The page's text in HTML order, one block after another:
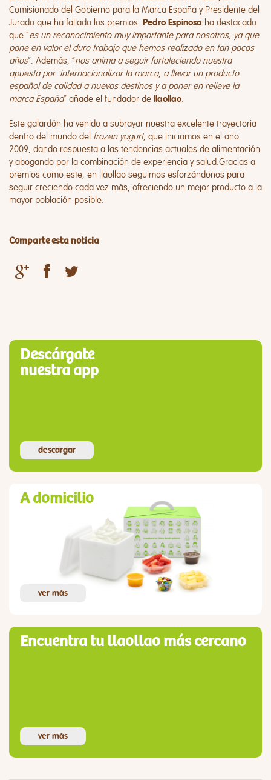
Comisionado del Gobierno para la Marca España y Presidente del
Jurado que ha fallado los premios. Pedro Espinosa ha destacado
que “es un reconocimiento muy importante para nosotros, ya que
pone en valor el duro trabajo que hemos realizado en tan pocos
años”. Además, “nos anima a seguir fortaleciendo nuestra
apuesta por internacionalizar la marca, a llevar un producto
español de calidad a nuevos destinos y a poner en relieve la
marca España” añade el fundador de llaollao.
Este galardón ha venido a subrayar nuestra excelente trayectoria
dentro del mundo del frozen yogurt, que iniciamos en el año
2009, dando respuesta a las tendencias actuales de alimentación
y abogando por la combinación de experiencia y salud.Gracias a
premios como este, en llaollao seguimos esforzándonos para
seguir creciendo cada vez más, ofreciendo un mejor producto a la
mayor población posible.
Comparte esta noticia
Descárgate
nuestra app
descargar
A domicilio
ver más
Encuentra tu llaollao más cercano
ver más